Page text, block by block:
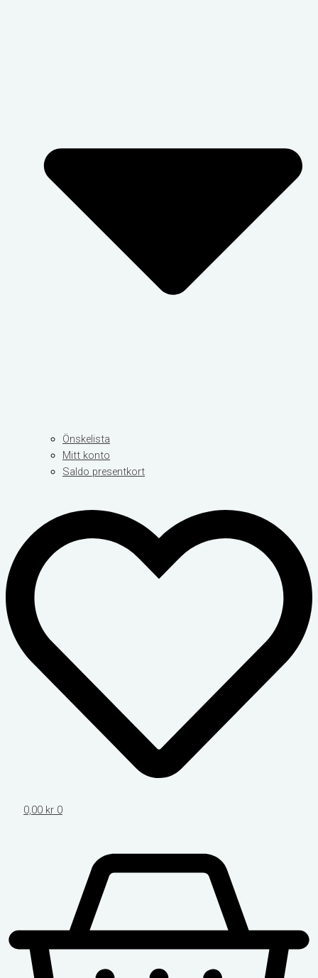
Önskelista
Mitt konto
Saldo presentkort
0,00 kr 0